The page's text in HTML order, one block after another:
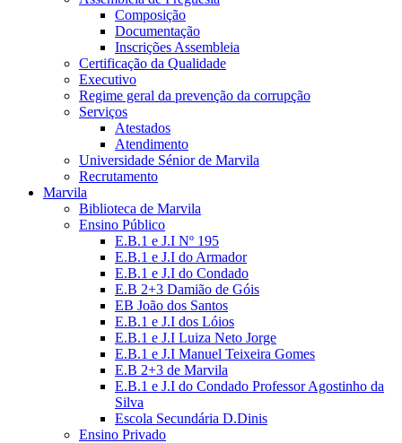
Composição
Documentação
Inscrições Assembleia
Certificação da Qualidade
Executivo
Regime geral da prevenção da corrupção
Serviços
Atestados
Atendimento
Universidade Sénior de Marvila
Recrutamento
Marvila
Biblioteca de Marvila
Ensino Público
E.B.1 e J.I Nº 195
E.B.1 e J.I do Armador
E.B.1 e J.I do Condado
E.B 2+3 Damião de Góis
EB João dos Santos
E.B.1 e J.I dos Lóios
E.B.1 e J.I Luiza Neto Jorge
E.B.1 e J.I Manuel Teixeira Gomes
E.B 2+3 de Marvila
E.B.1 e J.I do Condado Professor Agostinho da
Silva
Escola Secundária D.Dinis
Ensino Privado